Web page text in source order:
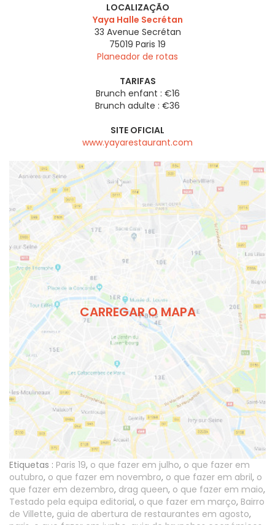
LOCALIZAÇÃO
Yaya Halle Secrétan
33 Avenue Secrétan
75019 Paris 19
Planeador de rotas
TARIFAS
Brunch enfant : €16
Brunch adulte : €36
SITE OFICIAL
www.yayarestaurant.com
CARREGAR O MAPA
Etiquetas : Paris 19, o que fazer em julho, o que fazer em
outubro, o que fazer em novembro, o que fazer em abril, o
que fazer em dezembro, drag queen, o que fazer em maio,
Testado pela equipa editorial, o que fazer em março, Bairro
de Villette, guia de abertura de restaurantes em agosto,